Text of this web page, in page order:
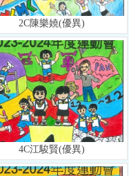
2C陳樂嬈(優異)
4C江駿賢(優異)